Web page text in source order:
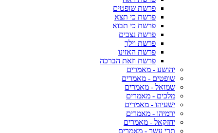
פרשת שופטים
פרשת כי תצא
פרשת כי תבוא
פרשת נצבים
פרשת וילך
פרשת האזינו
פרשת וזאת הברכה
יהושע - מאמרים
שופטים - מאמרים
שמואל - מאמרים
מלכים - מאמרים
ישעיהו - מאמרים
ירמיהו - מאמרים
יחזקאל - מאמרים
תרי עשר - מאמרים